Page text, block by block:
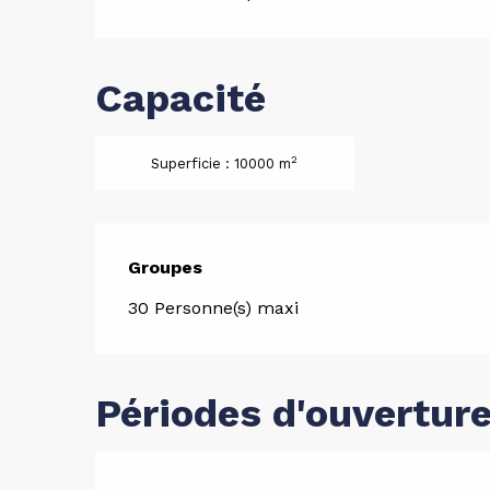
Capacité
Superficie : 10000 m2
Groupes
Groupes
30 Personne(s) maxi
Périodes